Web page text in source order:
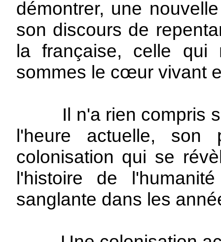
démontrer, une
son discours de
la française, celle qui
sommes le cœur vivant
Il n'a rien compris
l'heure actuelle,
colonisation qui se
l'histoire de
sanglante dans les